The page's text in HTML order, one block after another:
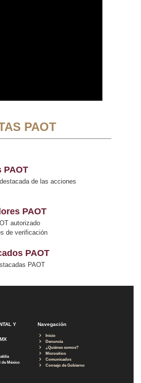
PAOT
PAOT
de las acciones
PAOT
autorizado
de verificación
PAOT
PAOT
Y
de México
Navegación
Inicio
Denuncia
¿Quiénes somos?
Micrositios
Comunicados
Consejo de Gobierno